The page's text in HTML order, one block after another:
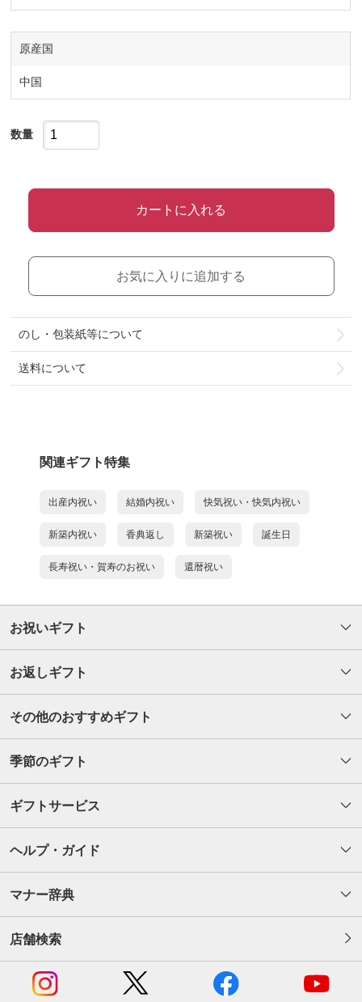
原産国
中国
数量
カートに入れる
お気に入りに追加する
のし・包装紙等について
送料について
関連ギフト特集
出産内祝い 結婚内祝い 快気祝い・快気内祝い
新築内祝い 香典返し 新築祝い 誕生日
長寿祝い・賀寿のお祝い 還暦祝い
お祝いギフト
お返しギフト
その他のおすすめギフト
季節のギフト
ギフトサービス
ヘルプ・ガイド
マナー辞典
店舗検索